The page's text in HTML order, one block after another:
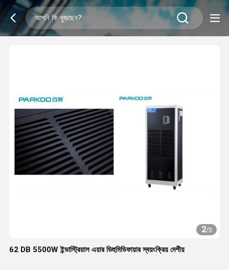
2/3
62 DB 5500W ইন্ডাস্ট্রিয়াল এয়ার ডিহুমিডিফায়ার স্বয়ংক্রিয় দেশীয়